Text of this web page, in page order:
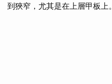
到狹窄，尤其是在上層甲板上。